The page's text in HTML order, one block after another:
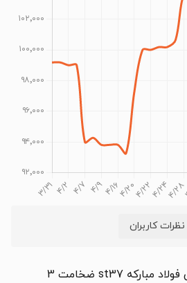
نظرات کاربران
قیمت ورق سیاه برشی فولاد مبارکه st37 ضخامت 3